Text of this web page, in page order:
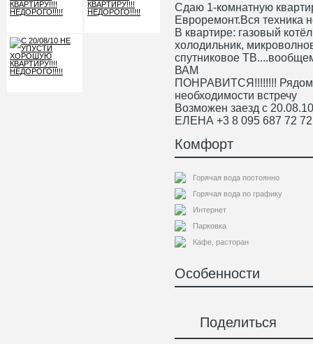
Сдаю 1-комнатную
Евроремонт.Вся техника
В квартире: газовый
холодильник,
спутниковое
ВАМ
ПОНРАВИТСЯ!!!!!!!! Рядом
необходимости встречу
Возможен заезд с
ЕЛЕНА +3 8 095 687 72 72
Комфорт
Горячая вода постоянно
Горячая вода по графику
Интернет
Парковка
Кафе, расторан
Особенности
Поделиться